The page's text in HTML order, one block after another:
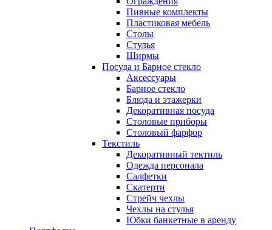
Пивные комплекты
Пластиковая мебель
Столы
Стулья
Ширмы
Посуда и Барное стекло
Аксессуары
Барное стекло
Блюда и этажерки
Декоративная посуда
Столовые приборы
Столовый фарфор
Текстиль
Декоративный тектиль
Одежда персонала
Салфетки
Скатерти
Стрейч чехлы
Чехлы на стулья
Юбки банкетные в аренду